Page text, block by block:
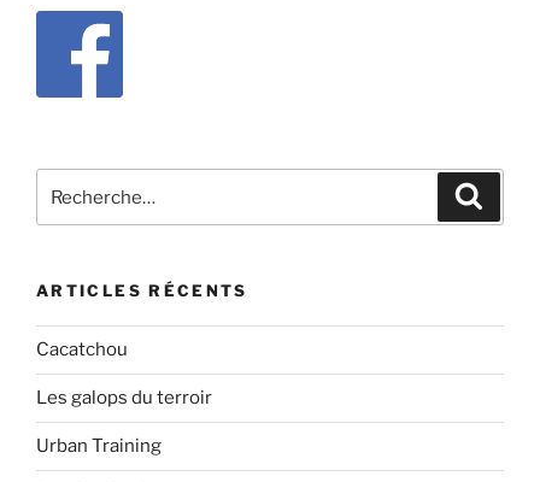
pour
ARTICLES RÉCENTS
Cacatchou
Les galops du terroir
Urban Training